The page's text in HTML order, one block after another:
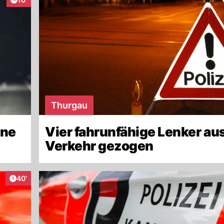
Thurgau
Vier fahrunfähige Lenker
Verkehr gezogen
Artikel veröffentlicht:
40'